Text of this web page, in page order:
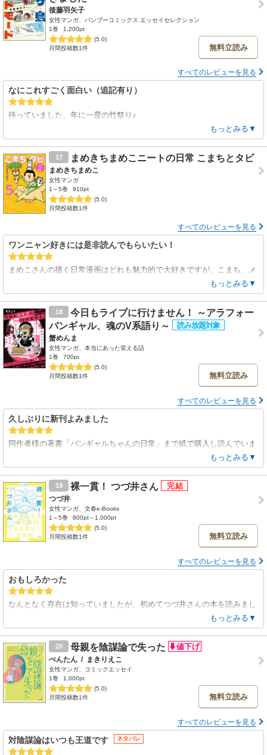
後藤羽矢子
女性マンガ、バンブーコミックス エッセイセレクション
1巻
1,200pt
(5.0)
月間投稿数1件
無料立読み
すべてのレビューを見る
なにこれすごく面白い（追記有り）
待っていました、年に一度の竹祭り♪
まだ半分しか読んでいないのですが、超面白いのでとりあえずレビュー
してます
日本で一番上陸が困難な離島、東京都青ヶ島の旅行記。
「日本で一番困難」と言われているのは伊達じゃなかった…なんかすご
い話ばかりで興味が尽きない。
しかも第一話のラストで思わず「えっ」と声が出ました。どうなるのこ
れｗｗｗ
まるで自分が体験しているかのような臨場感のあるレポートで、自宅に
いながら青ヶ島を体験できます。すっごく面白い。8/2…本日まで70％
オフ。買うなら今～
読了しました。
大きく2つの話に分かれていて、前半が青ヶ島、後半はミステリー切符
で◯◯島の体験談です。
後半は青ヶ島の旅行の後、船旅がしたくなった作者が行き先がランダム
で決まる船の切符で◯◯島へ行く話。どちらも面白かった！
合間に入っている旅の雑記も面白くて、隅々まで読みました。旅のトラ
ブルも後悔も、後から思い出すといい思い出…無性に旅に出たくなりま
した。オススメです
もっとみる▼
17 まめきちまめこニートの日常 こまちとタビ
まめきちまめこ
女性マンガ
1～5巻
910pt
(5.0)
月間投稿数1件
すべてのレビューを見る
ワンニャン好きには是非読んでもらいたい！
まめこさんの描く日常漫画はどれも魅力的で大好きですが、こまち、メ
ーチー、タビ、シンバを中心としたほのぼの漫画も大好きです！笑って
元気を貰えるし、ちょっぴりうるっとしたり。。我が家の愛犬との日々
も大切にしようと再確認しました！
もっとみる▼
18
今日もライブに行けません！ ～アラフォー
バンギャル、魂のV系語り～
蟹めんま
女性マンガ、本当にあった笑える話
1巻
700pt
(5.0)
月間投稿数1件
無料立読み
すべてのレビューを見る
久しぶりに新刊よみました
同作者様の著書「バンギャルちゃんの日常」まで紙で購入し読んでいま
私も作者様と同年代で元バンギャでした。
地方在住で親の看病や仕事、高齢親を見守る中自分が体調を崩し、ライ
ブに行ける回数がどんどん減っていく中で久々に作者様の新刊を購入し
深く共感しました。
ライブに行けないフラストレーションを吹き飛ばす笑いがあり楽しく読
めました。
SNSで他人の推し活が可視化する中辛いこともある反面、ネットで身近
もっとみる▼
19 裸一貫！ つづ井さん
つづ井
女性マンガ、文春e-Books
1～5巻
800pt～1,000pt
(5.0)
月間投稿数1件
無料立読み
すべてのレビューを見る
おもしろかった
なんとなく存在は知っていましたが、初めてつづ井さんの本を読みまし
とても面白かったです。素敵な友達がいていいですねー！
もっとみる▼
20 母親を陰謀論で失った
ぺんたん / まきりえこ
女性マンガ、コミックエッセイ
1巻
1,000pt
(5.0)
月間投稿数1件
無料立読み
すべてのレビューを見る
対陰謀論はいつも王道です ネタバレ